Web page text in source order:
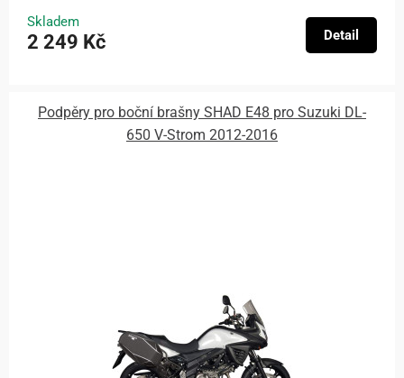
Skladem
2 249 Kč Detail
Podpěry pro boční brašny SHAD E48 pro Suzuki DL-
650 V-Strom 2012-2016